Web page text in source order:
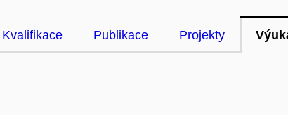
Kvalifikace Publikace Projekty